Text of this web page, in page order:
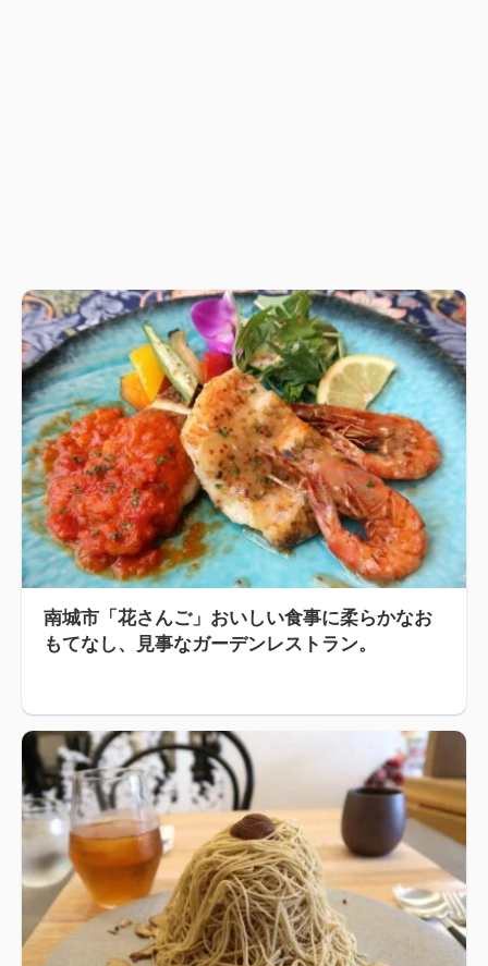
南城市「花さんご」おいしい食事に柔らかなお
もてなし、見事なガーデンレストラン。